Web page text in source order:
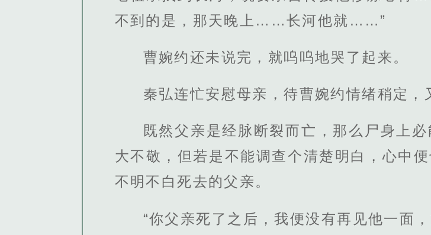
不到的是，那天晚上……长河他就……”
曹婉约还未说完，就呜呜地哭了起来。
秦弘连忙安慰母亲，待曹婉约情绪稍定，
既然父亲是经脉断裂而亡，那么尸身上
大不敬，但若是不能调查个清楚明白，心中
不明不白死去的父亲。
“你父亲死了之后，我便没有再见他一面